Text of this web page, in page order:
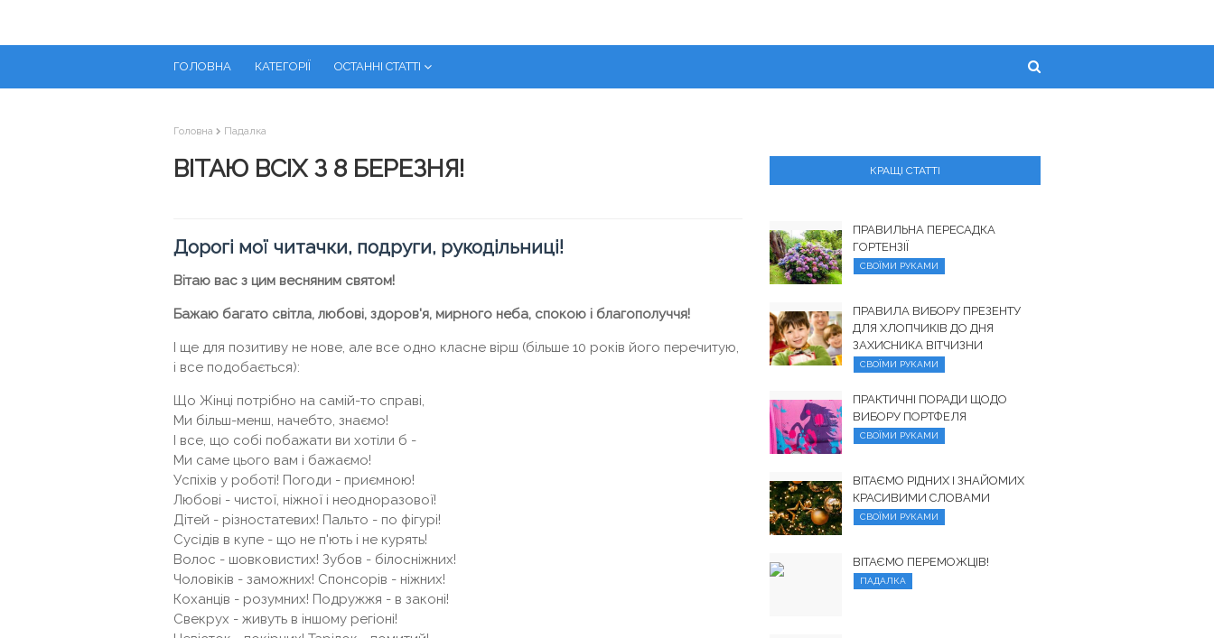
ГОЛОВНА КАТЕГОРІЇ ОСТАННІ СТАТТІ
Головна Падалка
ВІТАЮ ВСІХ З 8 БЕРЕЗНЯ!
Дорогі мої читачки, подруги, рукодільниці!
Вітаю вас з цим весняним святом!
Бажаю багато світла, любові, здоров'я, мирного неба, спокою і благополуччя!
І ще для позитиву не нове, але все одно класне вірш (більше 10 років його перечитую,
і все подобається):
Що Жінці потрібно на самій-то справі,
Ми більш-менш, начебто, знаємо!
І все, що собі побажати ви хотіли б -
Ми саме цього вам і бажаємо!
Успіхів у роботі! Погоди - приємною!
Любові - чистої, ніжної і неодноразової!
Дітей - різностатевих! Пальто - по фігурі!
Сусідів в купе - що не п'ють і не курять!
Волос - шовковистих! Зубов - білосніжних!
Чоловіків - заможних! Спонсорів - ніжних!
Коханців - розумних! Подружжя - в законі!
Свекрух - живуть в іншому регіоні!
КРАЩІ СТАТТІ
ПРАВИЛЬНА ПЕРЕСАДКА
ГОРТЕНЗІЇ
СВОЇМИ РУКАМИ
ПРАВИЛА ВИБОРУ ПРЕЗЕНТУ
ДЛЯ ХЛОПЧИКІВ ДО ДНЯ
ЗАХИСНИКА ВІТЧИЗНИ
СВОЇМИ РУКАМИ
ПРАКТИЧНІ ПОРАДИ ЩОДО
ВИБОРУ ПОРТФЕЛЯ
СВОЇМИ РУКАМИ
ВІТАЄМО РІДНИХ І ЗНАЙОМИХ
КРАСИВИМИ СЛОВАМИ
СВОЇМИ РУКАМИ
ВІТАЄМО ПЕРЕМОЖЦІВ!
ПАДАЛКА